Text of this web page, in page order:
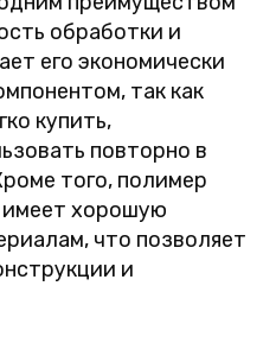
обработки и
его экономически
так как
купить,
повторно в
того, полимер
имеет хорошую
что позволяет
и